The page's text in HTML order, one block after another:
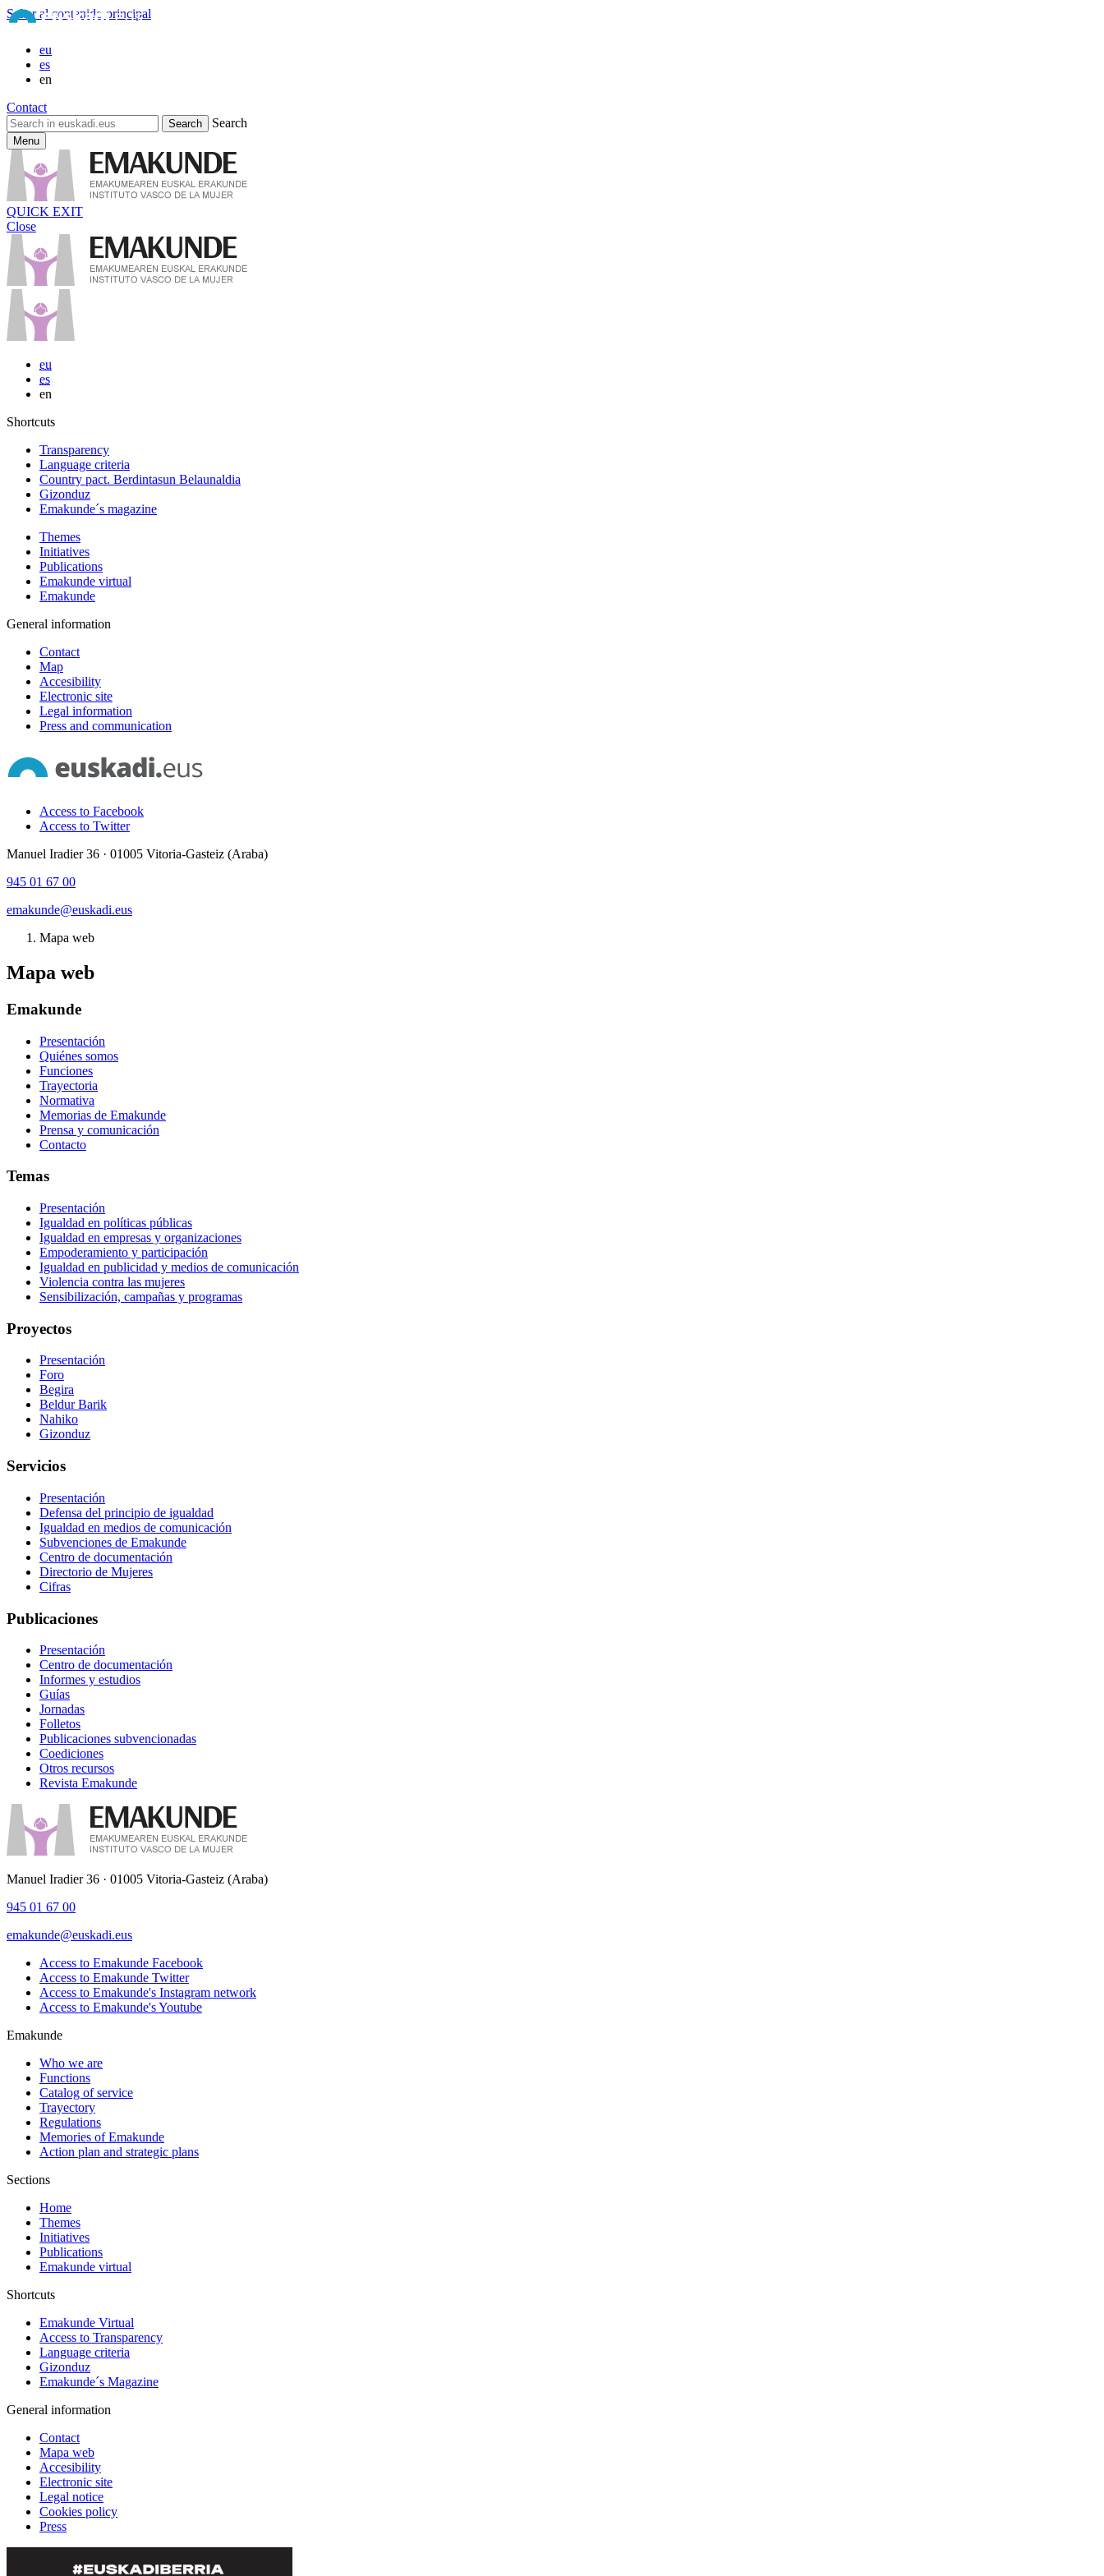
Saltar al contenido principal
eu
es
en
Contact
Search
Menu
QUICK EXIT
Close
eu
es
en
Shortcuts
Transparency
Language criteria
Country pact. Berdintasun Belaunaldia
Gizonduz
Emakunde´s magazine
Themes
Initiatives
Publications
Emakunde virtual
Emakunde
General information
Contact
Map
Accesibility
Electronic site
Legal information
Press and communication
Access to Facebook
Access to Twitter
Manuel Iradier 36 · 01005 Vitoria-Gasteiz (Araba)
945 01 67 00
emakunde@euskadi.eus
Mapa web
Mapa web
Emakunde
Presentación
Quiénes somos
Funciones
Trayectoria
Normativa
Memorias de Emakunde
Prensa y comunicación
Contacto
Temas
Presentación
Igualdad en políticas públicas
Igualdad en empresas y organizaciones
Empoderamiento y participación
Igualdad en publicidad y medios de comunicación
Violencia contra las mujeres
Sensibilización, campañas y programas
Proyectos
Presentación
Foro
Begira
Beldur Barik
Nahiko
Gizonduz
Servicios
Presentación
Defensa del principio de igualdad
Igualdad en medios de comunicación
Subvenciones de Emakunde
Centro de documentación
Directorio de Mujeres
Cifras
Publicaciones
Presentación
Centro de documentación
Informes y estudios
Guías
Jornadas
Folletos
Publicaciones subvencionadas
Coediciones
Otros recursos
Revista Emakunde
Manuel Iradier 36 · 01005 Vitoria-Gasteiz (Araba)
945 01 67 00
emakunde@euskadi.eus
Access to Emakunde Facebook
Access to Emakunde Twitter
Access to Emakunde's Instagram network
Access to Emakunde's Youtube
Emakunde
Who we are
Functions
Catalog of service
Trayectory
Regulations
Memories of Emakunde
Action plan and strategic plans
Sections
Home
Themes
Initiatives
Publications
Emakunde virtual
Shortcuts
Emakunde Virtual
Access to Transparency
Language criteria
Gizonduz
Emakunde´s Magazine
General information
Contact
Mapa web
Accesibility
Electronic site
Legal notice
Cookies policy
Press